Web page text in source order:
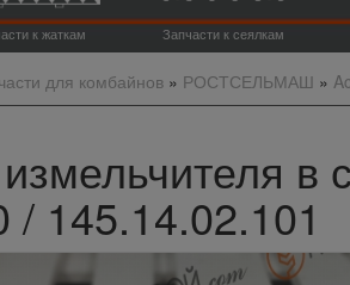
к жаткам Запчасти к сеялкам
для комбайнов» РОСТСЕЛЬМАШ »
в
/ 145.14.02.101